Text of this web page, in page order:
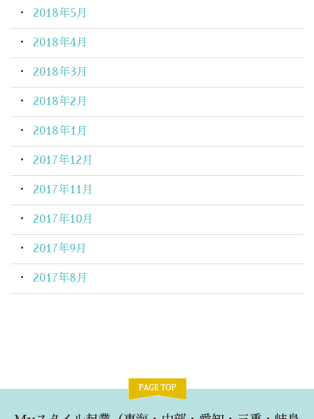
2018年5月
2018年4月
2018年3月
2018年2月
2018年1月
2017年12月
2017年11月
2017年10月
2017年9月
2017年8月